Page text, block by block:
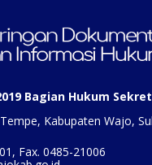
Bagian Hukum
Kabupaten Wajo,
Fax. 0485-21006